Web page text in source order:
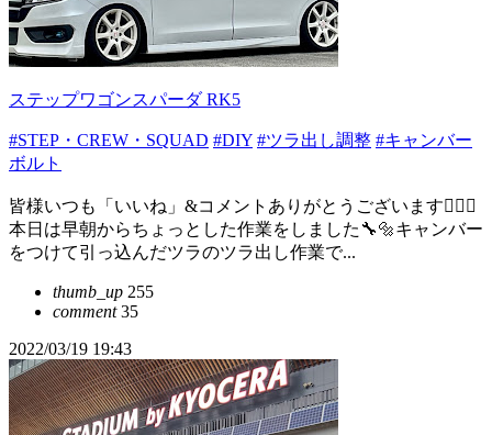
ステップワゴンスパーダ RK5
#STEP・CREW・SQUAD #DIY #ツラ出し調整 #キャンバー
ボルト
皆様いつも「いいね」&コメントありがとうございます🙇🏻‍♂️
本日は早朝からちょっとした作業をしました🔧🔩キャンバー
をつけて引っ込んだツラのツラ出し作業で...
thumb_up 255
comment35
2022/03/19 19:43